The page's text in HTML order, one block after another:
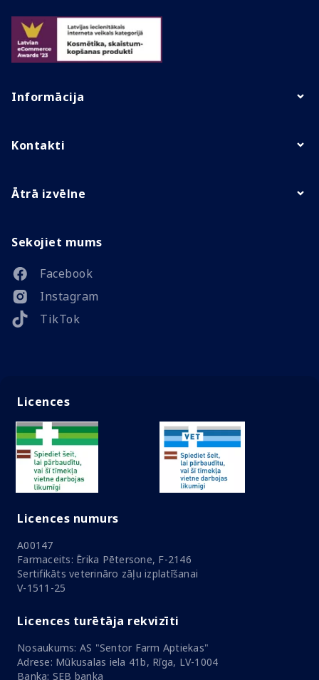
Informācija
Kontakti
Ātrā izvēlne
Sekojiet mums
Facebook
Instagram
TikTok
Licences
Licences numurs
A00147
Farmaceits: Ērika Pētersone, F-2146
Sertifikāts veterināro zāļu izplatīšanai
V-1511-25
Licences turētāja rekvizīti
Nosaukums: AS "Sentor Farm Aptiekas"
Adrese: Mūkusalas iela 41b, Rīga, LV-1004
Banka: SEB banka